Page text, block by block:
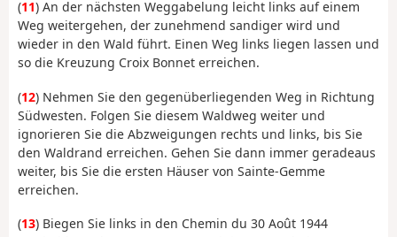
(11) An der nächsten Weggabelung leicht links auf einem
Weg weitergehen, der zunehmend sandiger wird und
wieder in den Wald führt. Einen Weg links liegen lassen und
so die Kreuzung Croix Bonnet erreichen.
(12) Nehmen Sie den gegenüberliegenden Weg in Richtung
Südwesten. Folgen Sie diesem Waldweg weiter und
ignorieren Sie die Abzweigungen rechts und links, bis Sie
den Waldrand erreichen. Gehen Sie dann immer geradeaus
weiter, bis Sie die ersten Häuser von Sainte-Gemme
erreichen.
(13) Biegen Sie links in den Chemin du 30 Août 1944